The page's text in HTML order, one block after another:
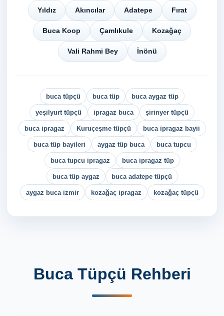
Yıldız Akıncılar Adatepe Fırat
Buca Koop Çamlıkule Kozağaç
Vali Rahmi Bey İnönü
buca tüpçü buca tüp buca aygaz tüp
yeşilyurt tüpçü ipragaz buca şirinyer tüpçü
buca ipragaz Kuruçeşme tüpçü buca ipragaz bayii
buca tüp bayileri aygaz tüp buca buca tupcu
buca tupcu ipragaz buca ipragaz tüp
buca tüp aygaz buca adatepe tüpçü
aygaz buca izmir kozağaç ipragaz kozağaç tüpçü
Buca Tüpçü Rehberi